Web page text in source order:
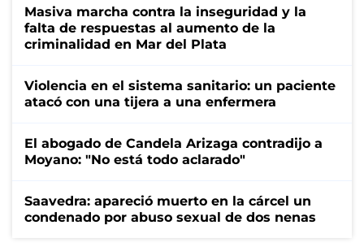
Masiva marcha contra la inseguridad y la
falta de respuestas al aumento de la
criminalidad en Mar del Plata
Violencia en el sistema sanitario: un paciente
atacó con una tijera a una enfermera
El abogado de Candela Arizaga contradijo a
Moyano: "No está todo aclarado"
Saavedra: apareció muerto en la cárcel un
condenado por abuso sexual de dos nenas